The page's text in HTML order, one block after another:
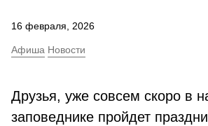
16 февраля, 2026
Афиша Новости
Друзья, уже совсем скоро в
заповеднике пройдет